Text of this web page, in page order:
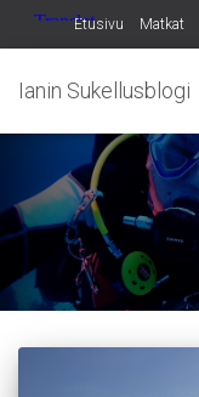
Etusivu Matkat
Ianin Sukellusblogi